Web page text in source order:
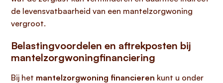
de levensvatbaarheid van een mantelzorgwoning
vergroot.
Belastingvoordelen en aftrekposten bij
mantelzorgwoningfinanciering
Bij het mantelzorgwoning financieren kunt u onder